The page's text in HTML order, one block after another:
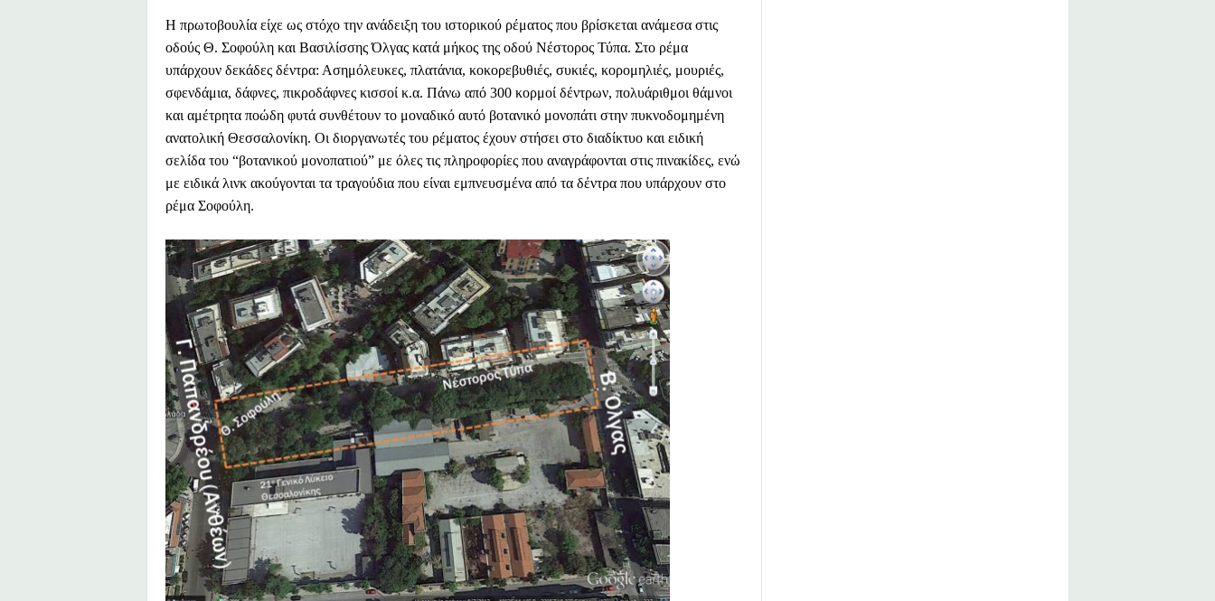
Η πρωτοβουλία είχε ως στόχο την ανάδειξη του ιστορικού ρέματος που βρίσκεται ανάμεσα στις
οδούς Θ. Σοφούλη και Βασιλίσσης Όλγας κατά μήκος της οδού Νέστορος Τύπα. Στο ρέμα
υπάρχουν δεκάδες δέντρα: Ασημόλευκες, πλατάνια, κοκορεβυθιές, συκιές, κορομηλιές, μουριές,
σφενδάμια, δάφνες, πικροδάφνες κισσοί κ.α. Πάνω από 300 κορμοί δέντρων, πολυάριθμοι θάμνοι
και αμέτρητα ποώδη φυτά συνθέτουν το μοναδικό αυτό βοτανικό μονοπάτι στην πυκνοδομημένη
ανατολική Θεσσαλονίκη. Οι διοργανωτές του ρέματος έχουν στήσει στο διαδίκτυο και ειδική
σελίδα του “βοτανικού μονοπατιού” με όλες τις πληροφορίες που αναγράφονται στις πινακίδες, ενώ
με ειδικά λινκ ακούγονται τα τραγούδια που είναι εμπνευσμένα από τα δέντρα που υπάρχουν στο
ρέμα Σοφούλη.